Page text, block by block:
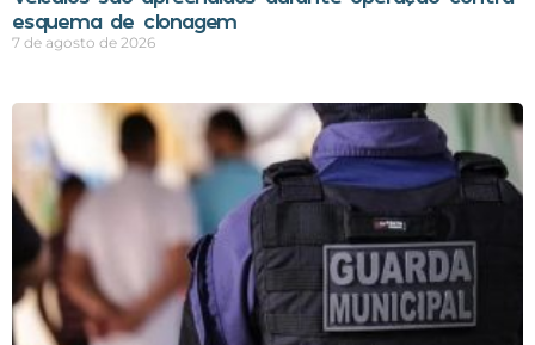
esquema de clonagem
7 de agosto de 2026